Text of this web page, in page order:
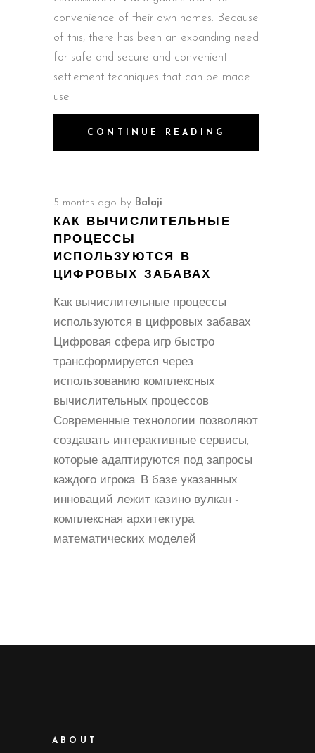
convenience of their own homes. Because
of this, there has been an expanding need
for safe and secure and convenient
settlement techniques that can be made
use
CONTINUE READING
5 months ago by Balaji
КАК ВЫЧИСЛИТЕЛЬНЫЕ
ПРОЦЕССЫ
ИСПОЛЬЗУЮТСЯ В
ЦИФРОВЫХ ЗАБАВАХ
Как вычислительные процессы
используются в цифровых забавах
Цифровая сфера игр быстро
трансформируется через
использованию комплексных
вычислительных процессов.
Современные технологии позволяют
создавать интерактивные сервисы,
которые адаптируются под запросы
каждого игрока. В базе указанных
инноваций лежит казино вулкан -
комплексная архитектура
математических моделей
ABOUT